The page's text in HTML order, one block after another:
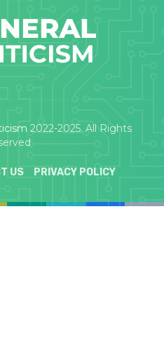
2022-2025. All Rights
US PRIVACY POLICY